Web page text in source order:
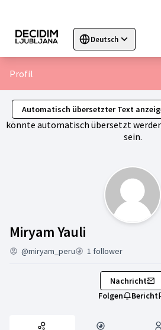
Deutsch
Sprache wählen
Profil
Automatisch übersetzter Text
könnte automatisch übersetzt
sein.
Miryam Yauli
@miryam_peru 1 follower
Nachricht
Folgen
Bericht